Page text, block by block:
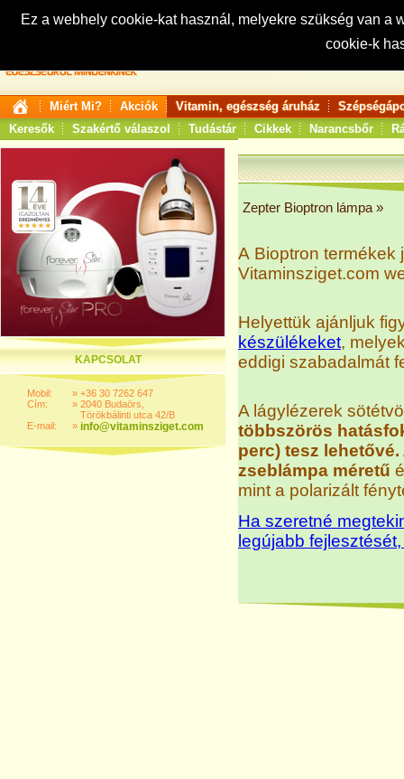
Ez a webhely cookie-kat használ, melyekre szükség van
cookie-k
Keresés:
Miért Mi? Akciók Vitamin, egészség áruház
Keresők
Szakértő válaszol Tudástár Cikkek Narancsbőr
KAPCSOLAT
Mobil:
Cím:
E-mail:
»
»
»
+36 30 7262 647
2040 Budaörs,
Törökbálinti utca 42/B
info@vitaminsziget.com
Zepter Bioptron lámpa »
A Bioptron termékek
Vitaminsziget.com
Helyettük ajánljuk
készülékeket,
eddigi szabadalmát
A lágylézerek
többszörös
perc) tesz lehetővé.
zseblámpa méretű
mint a polarizált
Ha szeretné
legújabb